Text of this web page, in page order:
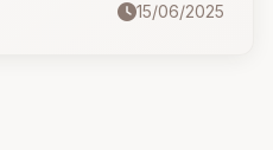
lánh, nhưng đến khi
15/06/2025